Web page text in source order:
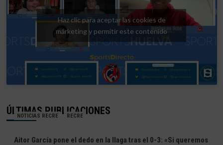
Haz clic para aceptar las cookies de
márketing y permitir este contenido
ÚLTIMAS PUBLICACIONES
NOTICIAS RECRE RECRE
Aitor García pone el dedo en la llaga tras el 0-3: «Si queremos